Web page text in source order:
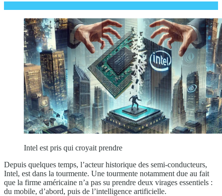
Intel est pris qui croyait prendre
Depuis quelques temps, l’acteur historique des semi-conducteurs,
Intel, est dans la tourmente. Une tourmente notamment due au fait
que la firme américaine n’a pas su prendre deux virages essentiels :
du mobile, d’abord, puis de l’intelligence artificielle.